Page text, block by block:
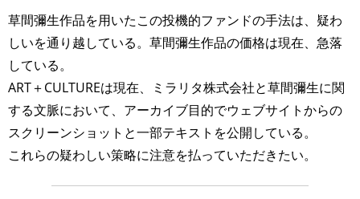
草間彌生作品を用いたこの投機的ファンドの手法は、疑わ
しいを通り越している。草間彌生作品の価格は現在、急落
している。
ART＋CULTUREは現在、ミラリタ株式会社と草間彌生に関
する文脈において、アーカイブ目的でウェブサイトからの
スクリーンショットと一部テキストを公開している。
これらの疑わしい策略に注意を払っていただきたい。